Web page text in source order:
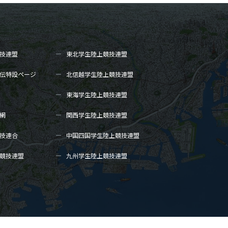
連盟 東北学生陸上競技連盟
特設ページ 北信越学生陸上競技連盟
東海学生陸上競技連盟
関西学生陸上競技連盟
連合 中国四国学生陸上競技連盟
技連盟 九州学生陸上競技連盟